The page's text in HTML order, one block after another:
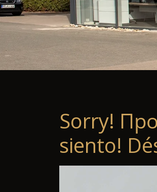
Sorry!
siento!